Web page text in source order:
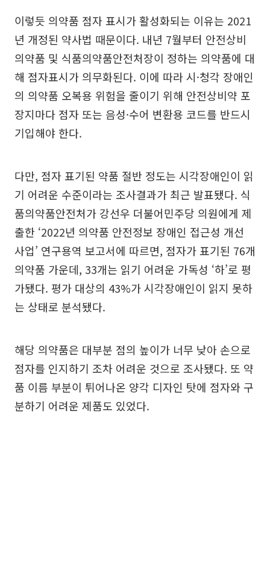
이렇듯 의약품 점자 표시가 활성화되는 이유는 2021
년 개정된 약사법 때문이다. 내년 7월부터 안전상비
의약품 및 식품의약품안전처장이 정하는 의약품에 대
해 점자표시가 의무화된다. 이에 따라 시·청각 장애인
의 의약품 오복용 위험을 줄이기 위해 안전상비약 포
장지마다 점자 또는 음성·수어 변환용 코드를 반드시
기입해야 한다.
다만, 점자 표기된 약품 절반 정도는 시각장애인이 읽
기 어려운 수준이라는 조사결과가 최근 발표됐다. 식
품의약품안전처가 강선우 더불어민주당 의원에게 제
출한 ‘2022년 의약품 안전정보 장애인 접근성 개선
사업’ 연구용역 보고서에 따르면, 점자가 표기된 76개
의약품 가운데, 33개는 읽기 어려운 가독성 ‘하’로 평
가됐다. 평가 대상의 43%가 시각장애인이 읽지 못하
는 상태로 분석됐다.
해당 의약품은 대부분 점의 높이가 너무 낮아 손으로
점자를 인지하기 조차 어려운 것으로 조사됐다. 또 약
품 이름 부분이 튀어나온 양각 디자인 탓에 점자와 구
분하기 어려운 제품도 있었다.